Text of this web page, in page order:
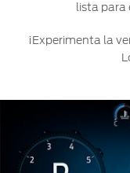
lista para
¡Experimenta la